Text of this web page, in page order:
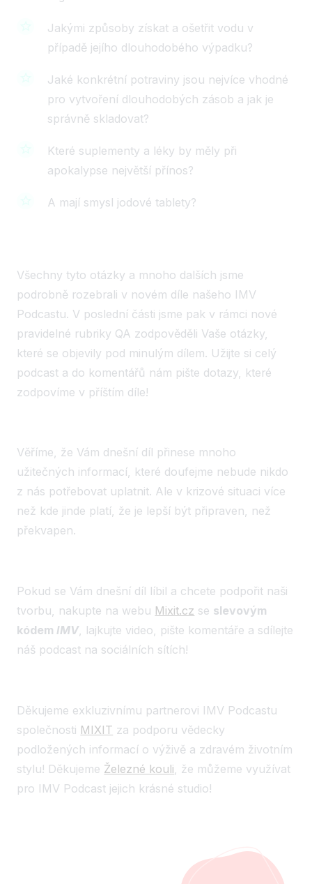
Jakými způsoby získat a ošetřit vodu v
případě jejího dlouhodobého výpadku?
Jaké konkrétní potraviny jsou nejvíce vhodné
pro vytvoření dlouhodobých zásob a jak je
správně skladovat?
Které suplementy a léky by měly při
apokalypse největší přínos?
A mají smysl jodové tablety?
Všechny tyto otázky a mnoho dalších jsme
podrobně rozebrali v novém díle našeho IMV
Podcastu. V poslední části jsme pak v rámci nové
pravidelné rubriky QA zodpověděli Vaše otázky,
které se objevily pod minulým dílem. Užijte si celý
podcast a do komentářů nám pište dotazy, které
zodpovíme v příštím díle!
Věříme, že Vám dnešní díl přinese mnoho
užitečných informací, které doufejme nebude nikdo
z nás potřebovat uplatnit. Ale v krizové situaci více
než kde jinde platí, že je lepší být připraven, než
překvapen.
Pokud se Vám dnešní díl líbil a chcete podpořit naši
tvorbu, nakupte na webu Mixit.cz se slevovým
kódem IMV, lajkujte video, pište komentáře a sdílejte
náš podcast na sociálních sítích!
Děkujeme exkluzivnímu partnerovi IMV Podcastu
společnosti MIXIT za podporu vědecky
podložených informací o výživě a zdravém životním
stylu! Děkujeme Železné kouli, že můžeme využívat
pro IMV Podcast jejich krásné studio!